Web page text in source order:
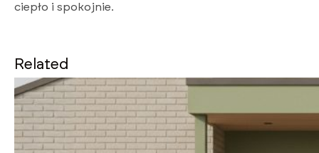
ciepło i spokojnie.
Related